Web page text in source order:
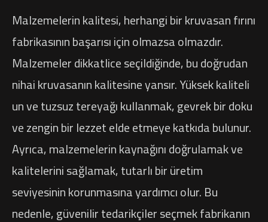
Malzemelerin kalitesi, herhangi bir kruvasan fırını
fabrikasının başarısı için olmazsa olmazdır.
Malzemeler dikkatlice seçildiğinde, bu doğrudan
nihai kruvasanın kalitesine yansır. Yüksek kaliteli
un ve tuzsuz tereyağı kullanmak, gevrek bir doku
ve zengin bir lezzet elde etmeye katkıda bulunur.
Ayrıca, malzemelerin kaynağını doğrulamak ve
kalitelerini sağlamak, tutarlı bir üretim
seviyesinin korunmasına yardımcı olur. Bu
nedenle, güvenilir tedarikçiler seçmek fabrikanın